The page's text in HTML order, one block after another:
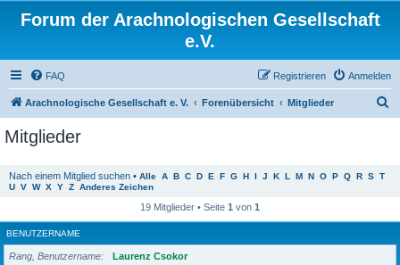
Forum der Arachnologischen Gesellschaft
e.V.
FAQ Anmelden
Registrieren
Arachnologische Gesellschaft e. V. Forenübersicht Mitglieder
Mitglieder
Nach einem Mitglied suchen • Alle A B C D E F G H I J K L M N O P Q R S T
U V W X Y Z Anderes Zeichen
19 Mitglieder • Seite 1 von 1
BENUTZERNAME
Rang, Benutzername
Laurenz Csokor